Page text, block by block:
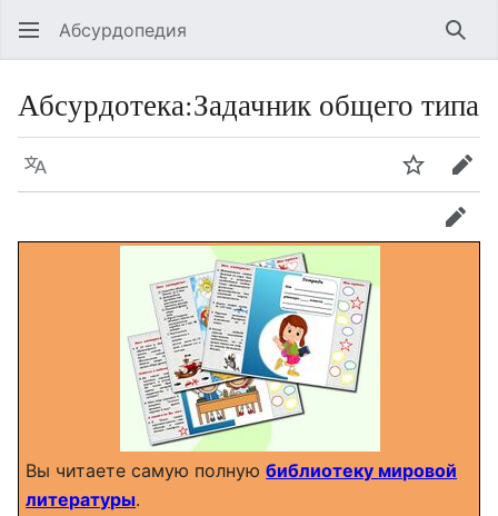
Абсурдопедия
Абсурдотека:Задачник общего типа
Язык
Вы читаете самую полнуюбиблиотеку мировой
литературы.